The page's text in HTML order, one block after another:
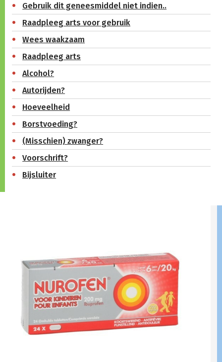
Gebruik dit geneesmiddel niet indien..
Raadpleeg arts voor gebruik
Wees waakzaam
Raadpleeg arts
Alcohol?
Autorijden?
Hoeveelheid
Borstvoeding?
(Misschien) zwanger?
Voorschrift?
Bijsluiter